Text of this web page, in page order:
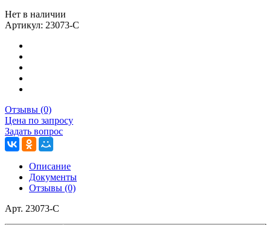
Нет в наличии
Артикул: 23073-С
Отзывы (0)
Цена по запросу
Задать вопрос
Описание
Документы
Отзывы (0)
Арт. 23073-С